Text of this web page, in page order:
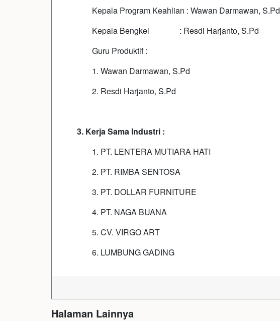
Kepala Program Keahlian : Wawan Darmawan, S.Pd
Kepala Bengkel : Resdi Harjanto, S.Pd
Guru Produktif :
1. Wawan Darmawan, S.Pd
2. Resdi Harjanto, S.Pd
3. Kerja Sama Industri :
1. PT. LENTERA MUTIARA HATI
2. PT. RIMBA SENTOSA
3. PT. DOLLAR FURNITURE
4. PT. NAGA BUANA
5. CV. VIRGO ART
6. LUMBUNG GADING
Halaman Lainnya